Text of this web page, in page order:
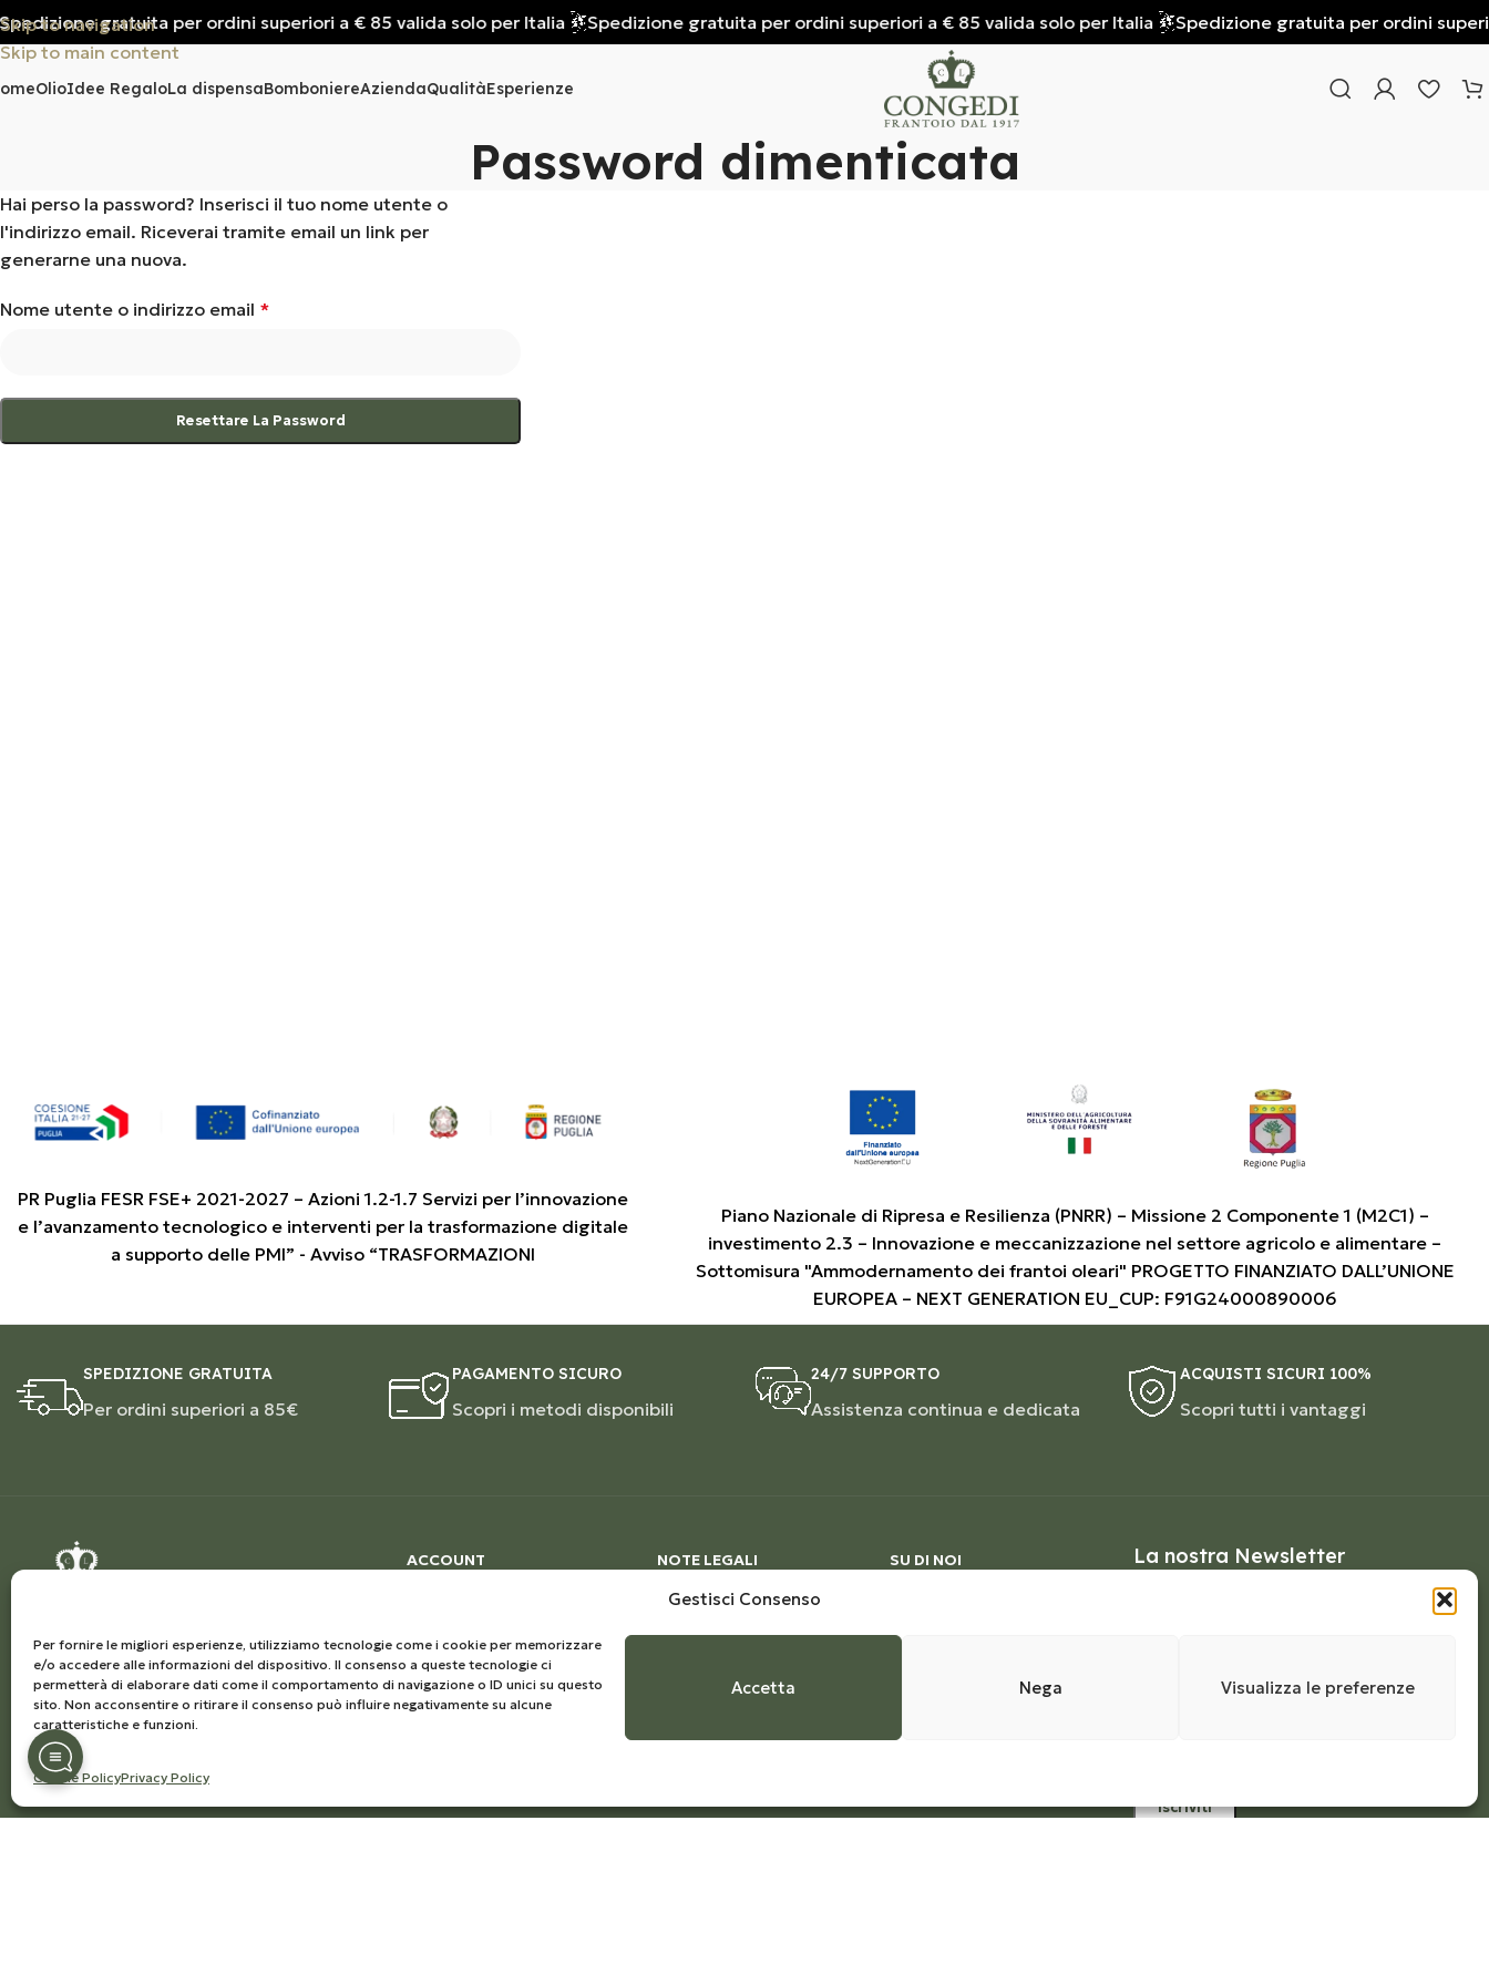
Gestisci Consenso
Per fornire le migliori esperienze, utilizziamo tecnologie come i cookie per memorizzare
e/o accedere alle informazioni del dispositivo. Il consenso a queste tecnologie ci
permetterà di elaborare dati come il comportamento di navigazione o ID unici su questo
sito. Non acconsentire o ritirare il consenso può influire negativamente su alcune
caratteristiche e funzioni.
Accetta Nega Visualizza le preferenze
Cookie PolicyPrivacy Policy
Skip to navigation
Skip to main content
gratuita per ordini superiori a € 85 valida solo per Italia Spedizione gratuita per ordini superiori a € 85 valida solo per Italia Spedizione gratuita per ordini
OlioIdee RegaloLa dispensaBomboniereAziendaQualitàEsperienze
Password dimenticata
Hai perso la password? Inserisci il tuo nome utente o
l'indirizzo email. Riceverai tramite email un link per
generarne una nuova.
Nome utente o indirizzo email *
Resettare La Password
PR Puglia FESR FSE+ 2021-2027 – Azioni 1.2-1.7 Servizi per l’innovazione
e l’avanzamento tecnologico e interventi per la trasformazione digitale
a supporto delle PMI” - Avviso “TRASFORMAZIONI
Piano Nazionale di Ripresa e Resilienza (PNRR) – Missione 2 Componente 1 (M2C1) –
investimento 2.3 – Innovazione e meccanizzazione nel settore agricolo e alimentare –
Sottomisura "Ammodernamento dei frantoi oleari" PROGETTO FINANZIATO DALL’UNIONE
EUROPEA – NEXT GENERATION EU_CUP: F91G24000890006
SPEDIZIONE GRATUITA
Per ordini superiori a 85€
PAGAMENTO SICURO
Scopri i metodi disponibili
24/7 SUPPORTO
Assistenza continua e dedicata
ACQUISTI SICURI 100%
Scopri tutti i vantaggi
La Olio Congedi è un'azienda
salentina che si è sempre distinta
per la volontà di migliorare sempre
e incessantemente l'olio extra
vergine di oliva che
orgogliosamente produce.
ACCOUNT
Indirizzo
Dettagli account
NOTE LEGALI
Privacy Policy
Cookie Policy
SU DI NOI
La storia
La nostra Newsletter
sui prodotti nello shop.